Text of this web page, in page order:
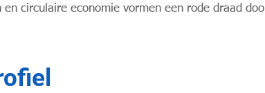
circulaire economie vormen een rode draad